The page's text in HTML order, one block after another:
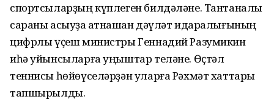
спортсыларҙың күплеген билдәләне. Тантаналы
сараны асыуҙа ҡатнашҡан дәүләт идаралығының
цифрлы үҫеш министры Геннадий Разумикин
иһә уйынсыларға уңыштар теләне. Өҫтәл
теннисы һөйөүселәрҙән уларға Рәхмәт хаттары
тапшырылды.